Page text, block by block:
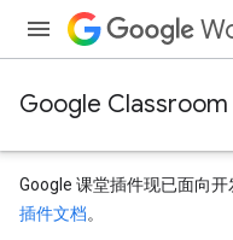
Google Classroom
Google 课堂插件现已面向
插件文档。